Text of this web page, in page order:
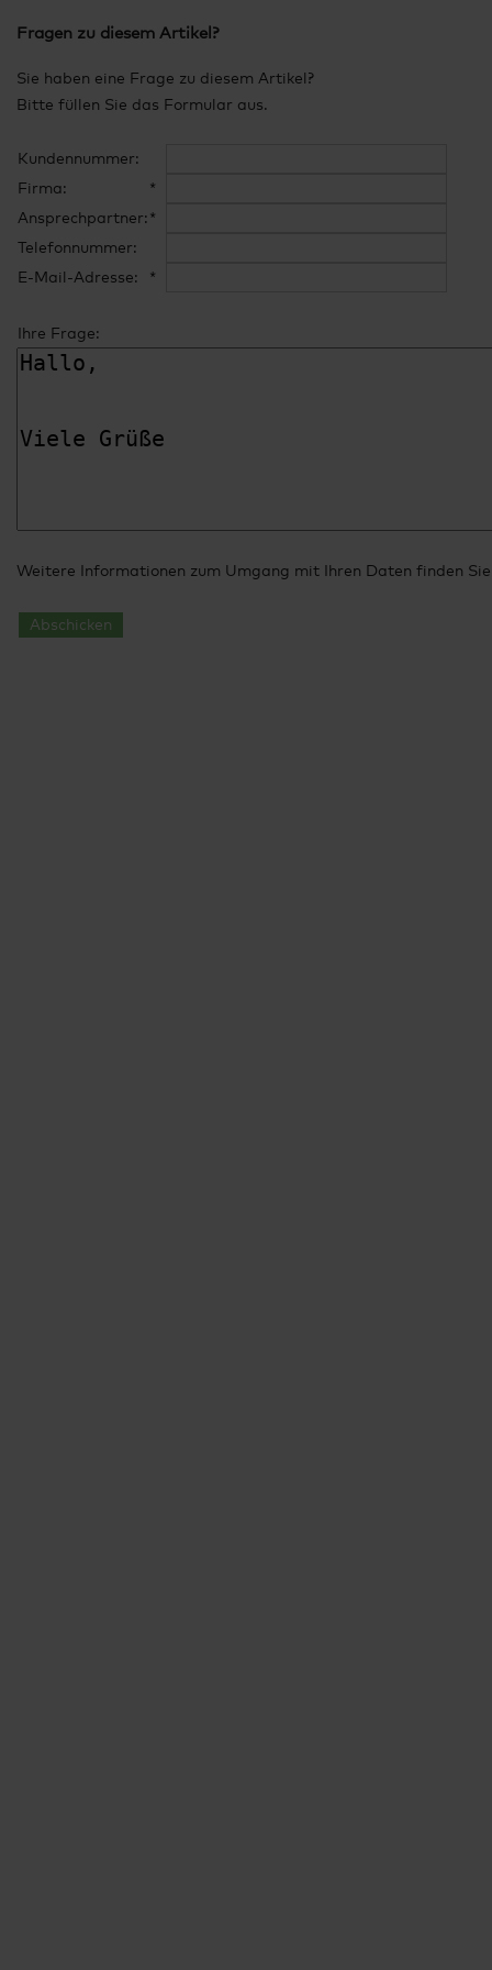
Fragen zu diesem Artikel?
Sie haben eine Frage zu diesem Artikel?
Bitte füllen Sie das Formular aus.
Kundennummer:
Firma:
*
Ansprechpartner:*
Telefonnummer:
E-Mail-Adresse:
*
Ihre Frage:
Weitere Informationen zum Umgang mit Ihren Daten finden
Abschicken